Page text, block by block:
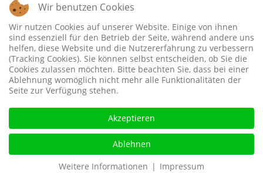
„Doppel_Sieger“ von links: Mirco Bergmann, Alex Kromer,
Wir freuen uns mit viel Spaß und Heiterkeit schon auf die
Wir benutzen Cookies
Wir nutzen Cookies auf unserer Website. Einige von ihnen
sind essenziell für den Betrieb der Seite, während andere uns
helfen, diese Website und die Nutzererfahrung zu verbessern
(Tracking Cookies). Sie können selbst entscheiden, ob Sie die
Cookies zulassen möchten. Bitte beachten Sie, dass bei einer
Ablehnung womöglich nicht mehr alle Funktionalitäten der
Seite zur Verfügung stehen.
Akzeptieren
Ablehnen
Weitere Informationen | Impressum